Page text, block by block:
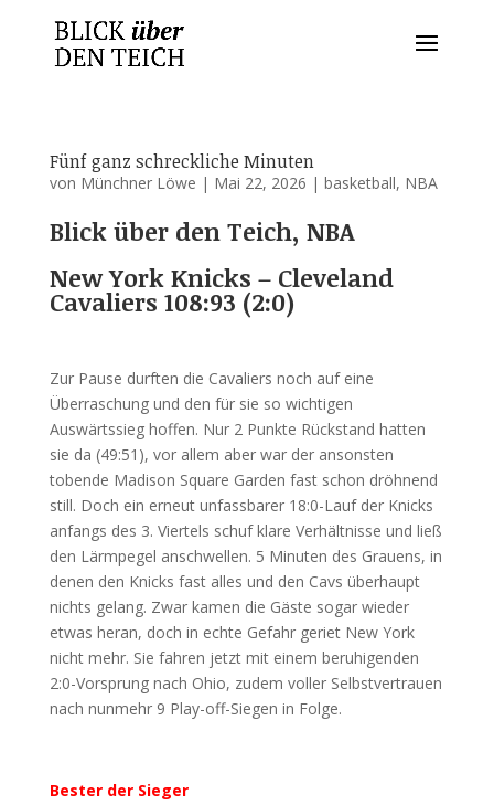
Fünf ganz schreckliche Minuten
von Münchner Löwe | Mai 22, 2026 | basketball, NBA
Blick über den Teich, NBA
New York Knicks – Cleveland
Cavaliers 108:93 (2:0)
Zur Pause durften die Cavaliers noch auf eine
Überraschung und den für sie so wichtigen
Auswärtssieg hoffen. Nur 2 Punkte Rückstand hatten
sie da (49:51), vor allem aber war der ansonsten
tobende Madison Square Garden fast schon dröhnend
still. Doch ein erneut unfassbarer 18:0-Lauf der Knicks
anfangs des 3. Viertels schuf klare Verhältnisse und ließ
den Lärmpegel anschwellen. 5 Minuten des Grauens, in
denen den Knicks fast alles und den Cavs überhaupt
nichts gelang. Zwar kamen die Gäste sogar wieder
etwas heran, doch in echte Gefahr geriet New York
nicht mehr. Sie fahren jetzt mit einem beruhigenden
2:0-Vorsprung nach Ohio, zudem voller Selbstvertrauen
nach nunmehr 9 Play-off-Siegen in Folge.
Bester der Sieger